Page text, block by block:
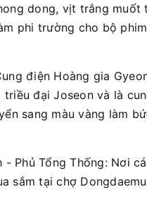
dong, vịt trắng muốt
phi trường cho bộ phim
điện Hoàng gia
đại Joseon và là
sang màu vàng làm
Phủ Tổng Thống: Nơi
sắm tại chợ